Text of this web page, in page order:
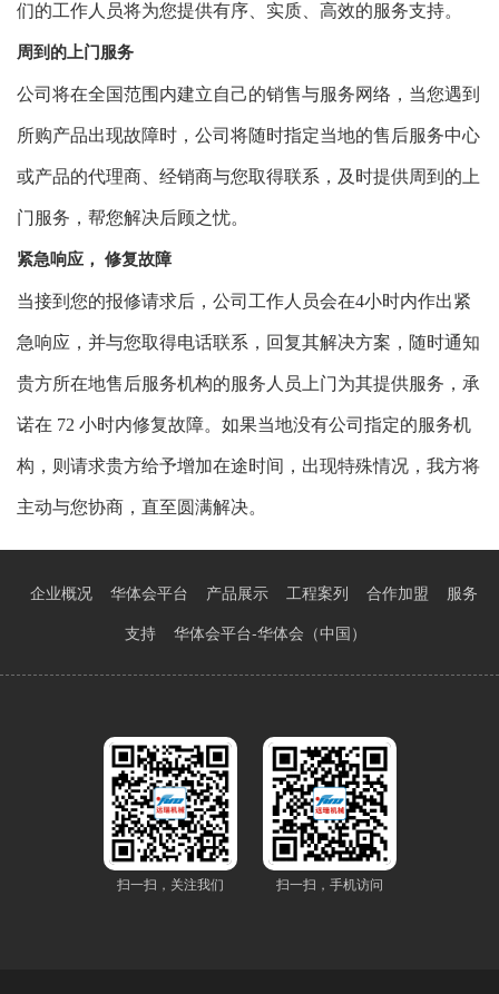
们的工作人员将为您提供有序、实质、高效的服务支持。
周到的上门服务
公司 将在全国范围内建立自己的销售与服务网络，当您遇到
所购产品出现故障时，公司将随时指定当地的售后服务中心
或产品的代理商、经销商与您取得联系，及时提供周到的上
门服务，帮您解决后顾之忧。
紧急响应， 修复故障
当接到您的报修请求后，公司工作人员会在4小时内作出紧
急响应，并与您取得电话联系，回复其解决方案，随时通知
贵方所在地售后服务机构的服务人员上门为其提供服务，承
诺在 72 小时内修复故障。如果当地没有公司指定的服务机
构，则请求贵方给予增加在途时间，出现特殊情况，我方将
主动与您协商，直至圆满解决。
企业概况 华体会平台 产品展示 工程案列 合作加盟
服务
支持
华体会平台-华体会（中国）
扫一扫，关注我们 扫一扫，手机访问